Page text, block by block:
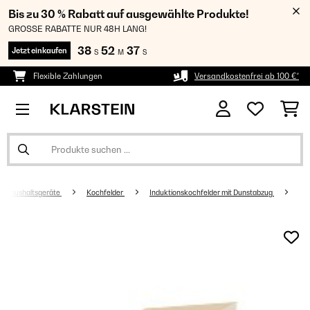
Bis zu 30 % Rabatt auf ausgewählte Produkte!
GROSSE RABATTE NUR 48H LANG!
Jetzt einkaufen 38 S 52 M 37 S
Flexible Zahlungen Versandkostenfrei ab 100 €*
Haushaltsgeräte Kochfelder Induktionskochfelder mit Dunstabzug